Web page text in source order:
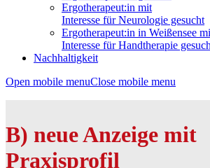
Ergotherapeut:in mit
Interesse für Neurologie gesucht
Ergotherapeut:in in Weißensee
Interesse für Handtherapie
Nachhaltigkeit
Open mobile menuClose mobile menu
B) neue Anzeige mit
Praxisprofil